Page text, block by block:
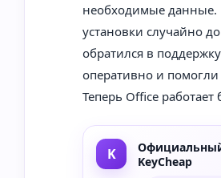
необходимые данные.
установки случайно
обратился в
оперативно и помогли
Теперь Office работает
KeyCheap